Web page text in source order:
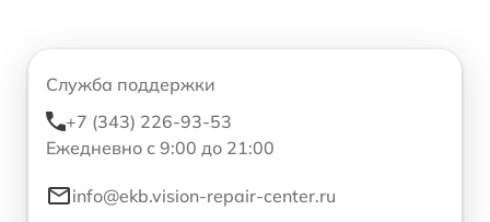
Служба поддержки
+7 (343) 226-93-53
Ежедневно с 9:00 до 21:00
info@ekb.vision-repair-center.ru